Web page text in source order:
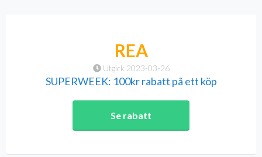
Utgick 2023-03-26
REA
SUPERWEEK: 100kr rabatt på ett köp
Se rabatt